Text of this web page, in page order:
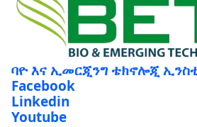
ባዮ እና ኢመርጂንግ ቴክኖሎጂ
Facebook
Linkedin
Youtube